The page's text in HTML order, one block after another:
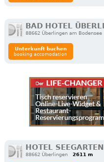
BAD HOTEL
88662 Überlingen am Bodensee
Unterkunft buchen
booking accomodation
HOTEL
88662 Überlingen 2611 m